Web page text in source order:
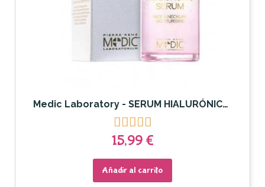
Medic Laboratory - SERUM HIALURÓNICO MEDIC 15ML

15,99 €
Añadir al carrito